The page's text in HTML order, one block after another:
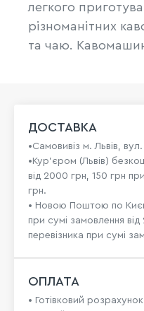
легкого
різноманітних
та чаю.
ДОСТАВКА
•Самовивіз м. Львів,
•Кур'єром (Львів)
від 2000 грн, 150 грн
грн.
• Новою Поштою по
при сумі замовлення
перевізника при сумі
ОПЛАТА
• Готівковий